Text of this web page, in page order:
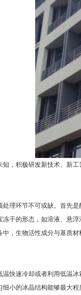
，积极研发新技术、新
理环节不可或缺。首先
干的形态，如溶液、悬
，生物活性成分与基质
快速冷却或者利用低温
小的冰晶结构能够最大